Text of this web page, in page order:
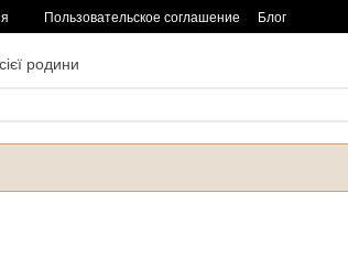
Пользовательское соглашение Блог
родини